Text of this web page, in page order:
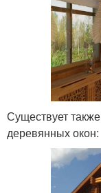
Существует
деревянных окон: